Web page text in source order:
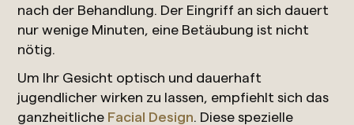
nach der Behandlung. Der Eingriff an sich dauert
nur wenige Minuten, eine Betäubung ist nicht
nötig.
Um Ihr Gesicht optisch und dauerhaft
jugendlicher wirken zu lassen, empfiehlt sich das
ganzheitliche Facial Design . Diese spezielle